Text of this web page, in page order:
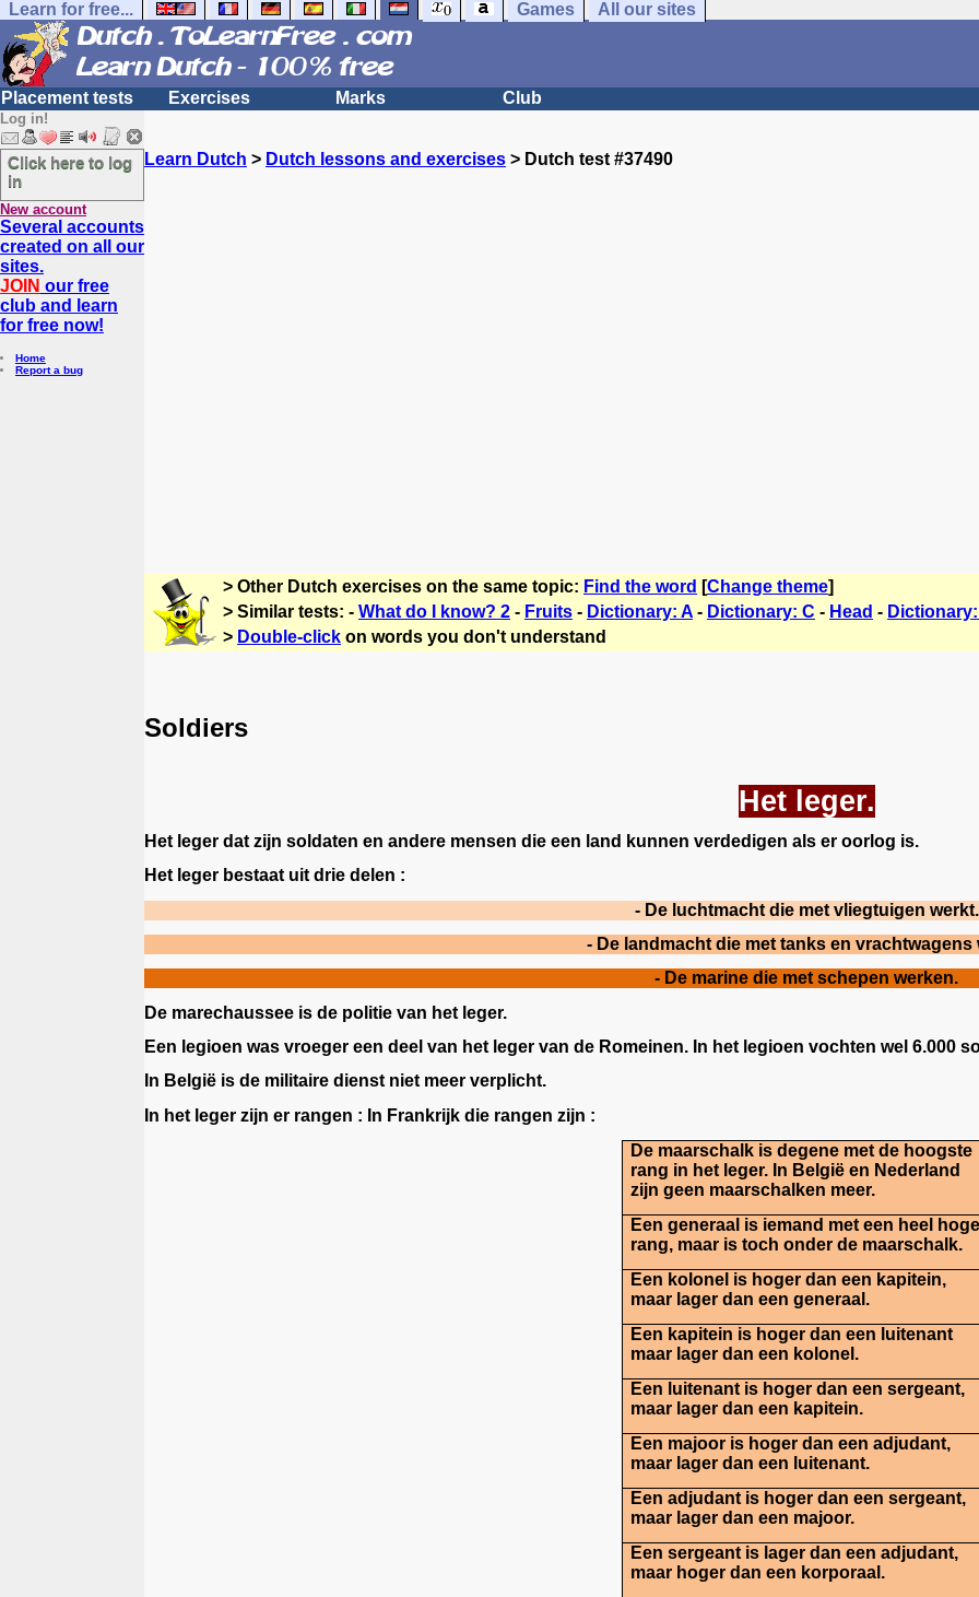
Learn for free... Games All our sites
Placement tests Exercises Marks Club
Log in!
Click here to log
in
New account
Several accounts
created on all our
sites.
JOIN our free
club and learn
for free now!
Home
Report a bug
Learn Dutch > Dutch lessons and exercises > Dutch test #37490
> Other Dutch exercises on the same topic: Find the word [Change theme]
> Similar tests: - What do I know? 2 - Fruits - Dictionary: A - Dictionary: C - Head -
> Double-click on words you don't understand
Soldiers
Het leger.
Het leger dat zijn soldaten en andere mensen die een land kunnen verdedigen als er oorlog is.
Het leger bestaat uit drie delen :
- De luchtmachtdie met vliegtuigen werkt.
- De landmacht die met tanks en vrachtwagens
- De marine die met schepen werken.
De marechaussee is de politie van het leger.
Een legioen was vroeger een deel van het leger van de Romeinen. In het legioen vochten wel 6.000
In België is de militaire dienst niet meer verplicht.
In het leger zijn er rangen : In Frankrijk die rangen zijn :
De maarschalk is degene met de hoogste
rang in het leger. In België en Nederland
zijn geen maarschalken meer.
Eengeneraal is iemand met een heel hoge
rang, maar is toch onder de maarschalk.
Een kolonel is hoger dan een kapitein,
maar lager dan een generaal.
Een kapitein is hoger dan een luitenant
maar lager dan een kolonel.
Een luitenant is hoger dan een sergeant,
maar lager dan een kapitein.
Een majoor is hoger dan een adjudant,
maar lager dan een luitenant.
Eenadjudant is hoger dan een sergeant,
maar lager dan een majoor.
Eensergeant is lager dan een adjudant,
maar hoger dan een korporaal.